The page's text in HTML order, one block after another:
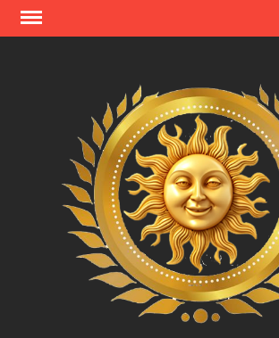
Skip